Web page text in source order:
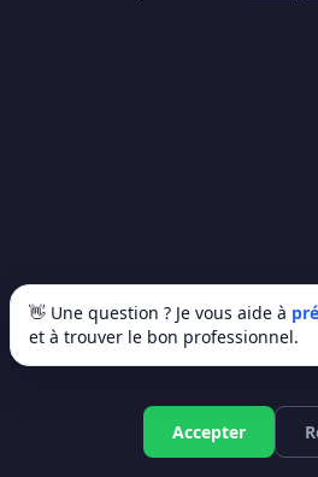
Accepter
💚 Soutien à l'économie locale
Choisir un artisan local, c'est
commune et favoriser le circuit court
💡 Nos artisans partenaires sont
et Bruxelles — aucune sous-
Devis
👋 Une question ? Je vous aide à
et à trouver le bon professionnel.